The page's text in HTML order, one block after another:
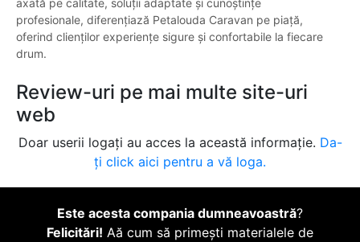
axată pe calitate, soluții adaptate și cunoștințe
profesionale, diferențiază Petalouda Caravan pe piață,
oferind clienților experiențe sigure și confortabile la fiecare
drum.
Review-uri pe mai multe site-uri
web
Doar userii logați au acces la această informație. Da-
ți click aici pentru a vă loga.
Este acesta compania dumneavoastră?
Felicitări! Aă cum să primești materialele de